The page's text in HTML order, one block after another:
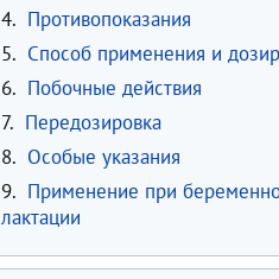
4. Противопоказания
5. Способ применения и
6. Побочные действия
7. Передозировка
8. Особые указания
9. Применение при
лактации